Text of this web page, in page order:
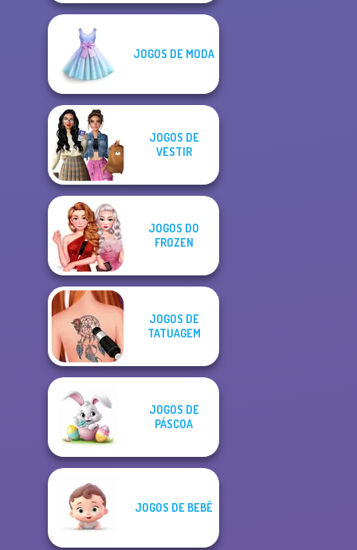
JOGOS DE MODA
JOGOS DE
VESTIR
JOGOS DO
FROZEN
JOGOS DE
TATUAGEM
JOGOS DE
PÁSCOA
JOGOS DE BEBÊ